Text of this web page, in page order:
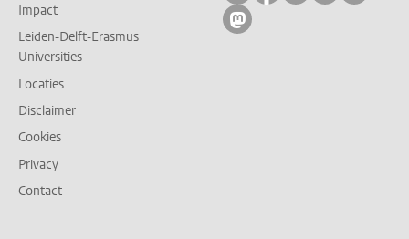
Impact
Leiden-Delft-Erasmus
Universities
Locaties
Disclaimer
Cookies
Privacy
Contact
Volg ons op mastodon